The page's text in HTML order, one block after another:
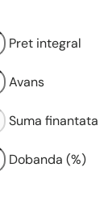
Pret integral
Avans
Suma finantata
Dobanda (%)